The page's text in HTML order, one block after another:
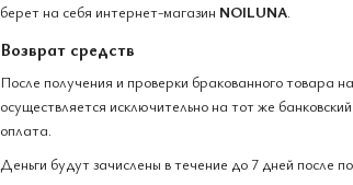
берет на себя интернет-магазин NOILUNA.
Возврат средств
После получения и проверки бракованного товара
осуществляется исключительно на тот же
оплата.
Деньги будут зачислены в течение до 7 дней после